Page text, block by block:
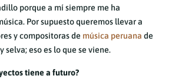
porque a mí siempre me ha
Por supuesto queremos llevar a
y compositoras de música peruana de
selva; eso es lo que se viene.
tiene a futuro?